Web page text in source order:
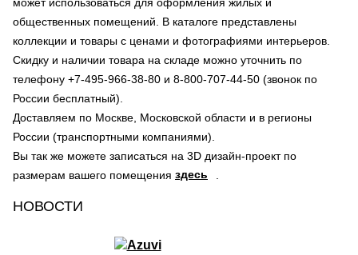
общественных помещений. В каталоге представлены
коллекции и товары с ценами и фотографиями интерьеров.
Скидку и наличии товара на складе можно уточнить по
телефону +7-495-966-38-80 и 8-800-707-44-50 (звонок по
России бесплатный).
Доставляем по Москве, Московской области и в регионы
России (транспортными компаниями).
Вы так же можете записаться на 3D дизайн-проект по
размерам вашего помещения здесь
НОВОСТИ